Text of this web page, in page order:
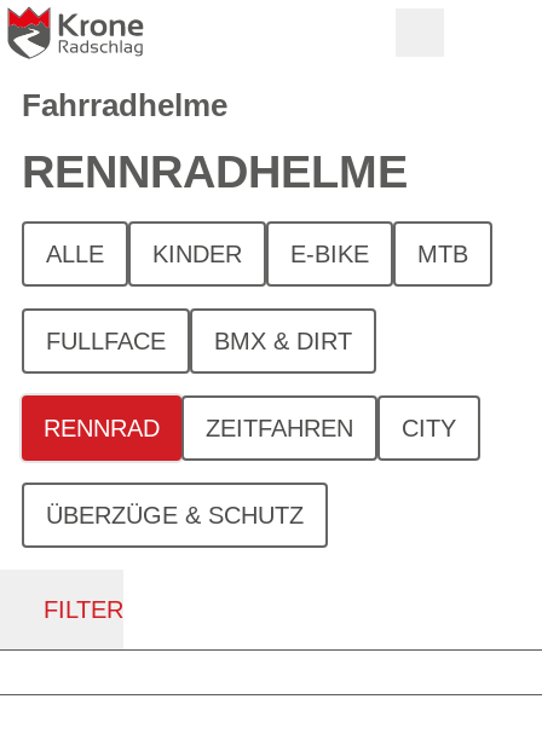
Fahrradhelme
RENNRAD­HELME
ALLE KINDER E-BIKE MTB
FULLFACE BMX & DIRT
RENNRAD ZEITFAHREN CITY
ÜBERZÜGE & SCHUTZ
FILTER